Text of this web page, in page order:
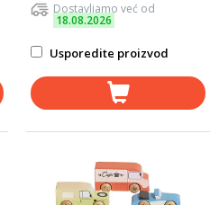
Dostavljamo već od
18.08.2026
Usporedite proizvod